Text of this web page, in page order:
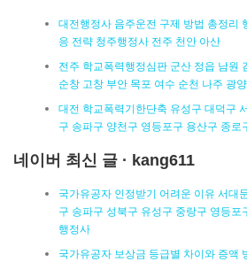
대전행정사 음주운전 구제 방법 총정리
응 전략 청주행정사 전주 천안 아산
전주 학교폭력행정심판 군산 정읍 남원
순창 고창 부안 목포 여수 순천 나주 광
대전 학교폭력기한단축 유성구 대덕구
구 송파구 양천구 영등포구 용산구 종로
네이버 최신 글 · kang611
국가유공자 인정받기 어려운 이유 서대
구 송파구 성북구 유성구 중랑구 영등
행정사
국가유공자 보상금 등급별 차이와 증액